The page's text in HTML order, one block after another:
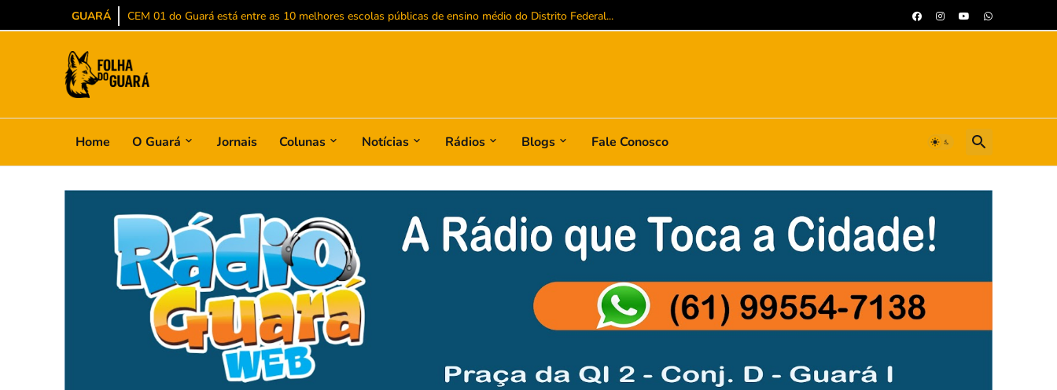
GUARÁ CEM 01 do Guará está entre as 10 melhores escolas públicas de ensino médio do Distrito Federal...
Home O Guará Jornais Colunas Notícias Rádios Blogs Fale Conosco